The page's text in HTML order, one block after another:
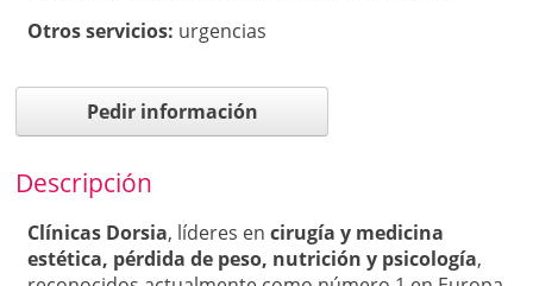
Otros servicios: urgencias
Pedir información
Descripción
Clínicas Dorsia, líderes encirugía y medicina
estética, pérdida de peso, nutrición y psicología,